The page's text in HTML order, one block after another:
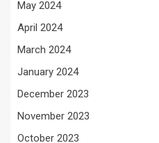
May 2024
April 2024
March 2024
January 2024
December 2023
November 2023
October 2023